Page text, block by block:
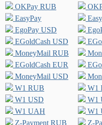
OKPay RUB
EasyPay
EgoPay USD
EGoldCash USD
MoneyMail RUB
EGoldCash EUR
MoneyMail USD
W1 RUB
W1
W1 USD
W1
W1 UAH
W1
Z-Payment RUB
Z-